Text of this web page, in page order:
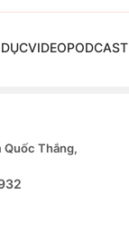
VIDEOPODCAST
Quốc Thắng,